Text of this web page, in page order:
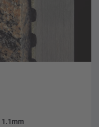
1.1mm